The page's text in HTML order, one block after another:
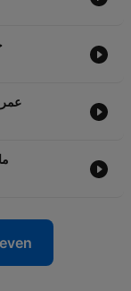
عمر